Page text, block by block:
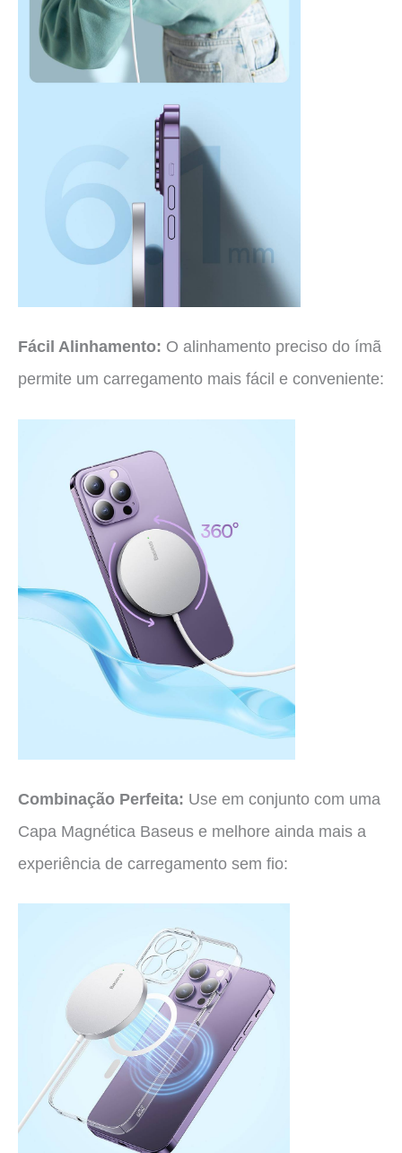
Fácil Alinhamento: O alinhamento preciso do ímã
permite um carregamento mais fácil e conveniente:
Combinação Perfeita: Use em conjunto com uma
Capa Magnética Baseus e melhore ainda mais a
experiência de carregamento sem fio: